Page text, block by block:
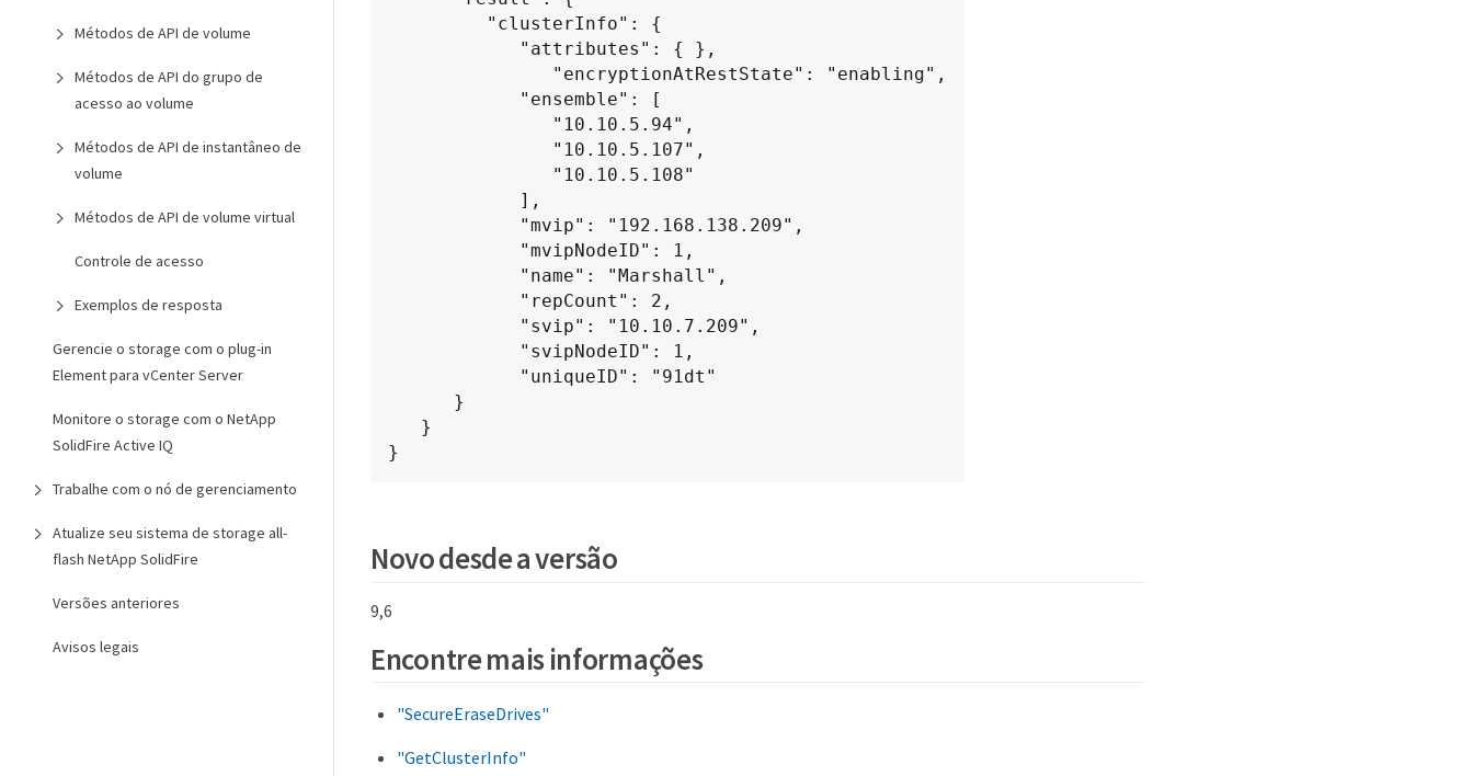
Métodos de API de volume
Métodos de API do grupo de
acesso ao volume
Métodos de API de instantâneo de
volume
Métodos de API de volume virtual
Controle de acesso
Exemplos de resposta
Gerencie o storage com o plug-in
Element para vCenter Server
Monitore o storage com o NetApp
SolidFire Active IQ
Trabalhe com o nó de gerenciamento
Atualize seu sistema de storage all-
flash NetApp SolidFire
Versões anteriores
Avisos legais
}
Novo desde a versão
9,6
Encontre mais informações
"SecureEraseDrives"
"GetClusterInfo"